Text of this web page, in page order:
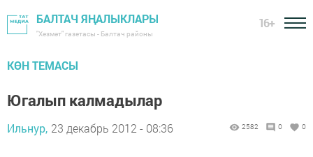
БАЛТАЧ ЯҢАЛЫКЛАРЫ
"Хезмәт" газетасы - Балтач районы
16+
КӨН ТЕМАСЫ
Югалып калмадылар
Ильнур, 23 декабрь 2012 - 08:36 2582 0 0